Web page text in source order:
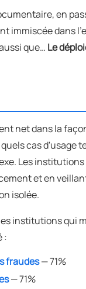
en
immiscée dans
que… Le
net dans la
cas d'usage
Les
et en
isolée.
institutions qui
:
fraudes— 71%
— 71%